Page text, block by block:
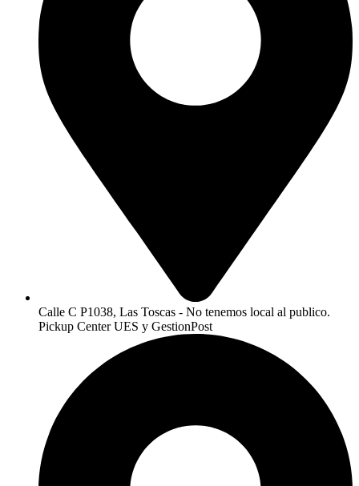
Calle C P1038, Las Toscas - No tenemos local al publico.
Pickup Center UES y GestionPost